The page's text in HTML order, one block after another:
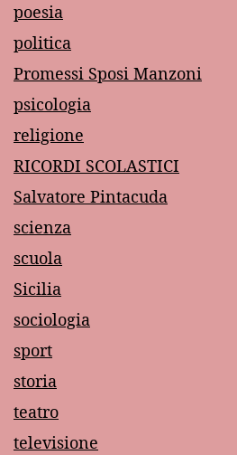
poesia
politica
Promessi Sposi Manzoni
psicologia
religione
RICORDI SCOLASTICI
Salvatore Pintacuda
scienza
scuola
Sicilia
sociologia
sport
storia
teatro
televisione